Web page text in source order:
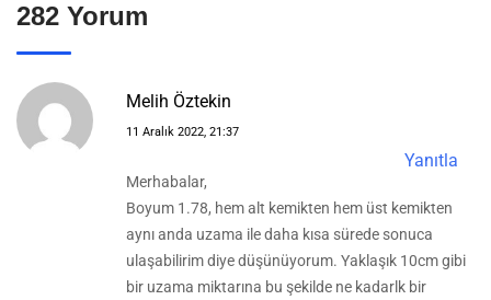
282 Yorum
Melih Öztekin
11 Aralık 2022, 21:37
Yanıtla
Merhabalar,
Boyum 1.78, hem alt kemikten hem üst kemikten
aynı anda uzama ile daha kısa sürede sonuca
ulaşabilirim diye düşünüyorum. Yaklaşık 10cm gibi
bir uzama miktarına bu şekilde ne kadarlk bir